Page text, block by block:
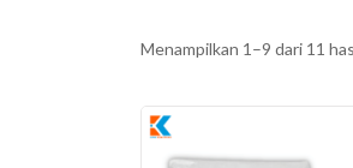
Menampilkan 1–9 dari 11